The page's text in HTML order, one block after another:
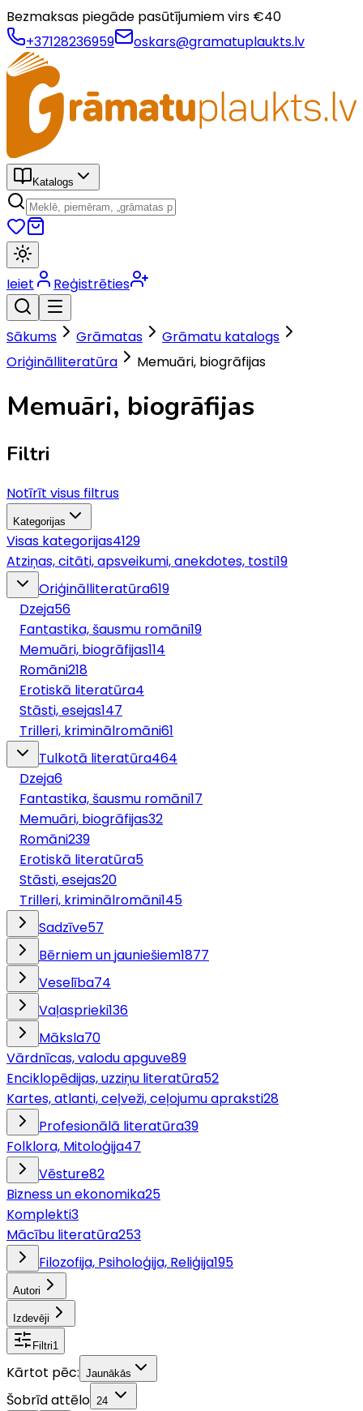
Bezmaksas piegāde pasūtījumiem virs €40
+37128236959
oskars@gramatuplaukts.lv
Katalogs
Ieiet Reģistrēties
Sākums Grāmatas
Grāmatu katalogs
Oriģinālliteratūra
Memuāri, biogrāfijas
Memuāri, biogrāfijas
Filtri
Notīrīt visus filtrus
Kategorijas
Visas kategorijas4129
Atziņas, citāti, apsveikumi, anekdotes, tosti19
Oriģinālliteratūra619
Dzeja56
Fantastika, šausmu romāni19
Memuāri, biogrāfijas114
Romāni218
Erotiskā literatūra4
Stāsti, esejas147
Trilleri, kriminālromāni61
Tulkotā literatūra464
Dzeja6
Fantastika, šausmu romāni17
Memuāri, biogrāfijas32
Romāni239
Erotiskā literatūra5
Stāsti, esejas20
Trilleri, kriminālromāni145
Sadzīve57
Bērniem un jauniešiem1877
Veselība74
Vaļasprieki136
Māksla70
Vārdnīcas, valodu apguve89
Enciklopēdijas, uzziņu literatūra52
Kartes, atlanti, ceļveži, ceļojumu apraksti28
Profesionālā literatūra39
Folklora, Mitoloģija47
Vēsture82
Bizness un ekonomika25
Komplekti3
Mācību literatūra253
Filozofija, Psiholoģija, Reliģija195
Autori
Izdevēji
Filtri1
Kārtot pēc: Jaunākās
Šobrīd attēlo 24